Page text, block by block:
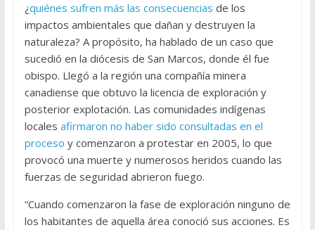
¿quiénes sufren más las consecuencias de los
impactos ambientales que dañan y destruyen la
naturaleza? A propósito, ha hablado de un caso que
sucedió en la diócesis de San Marcos, donde él fue
obispo. Llegó a la región una compañía minera
canadiense que obtuvo la licencia de exploración y
posterior explotación. Las comunidades indígenas
locales afirmaron no haber sido consultadas en el
proceso y comenzaron a protestar en 2005, lo que
provocó una muerte y numerosos heridos cuando las
fuerzas de seguridad abrieron fuego.
“Cuando comenzaron la fase de exploración ninguno de
los habitantes de aquella área conoció sus acciones. Es